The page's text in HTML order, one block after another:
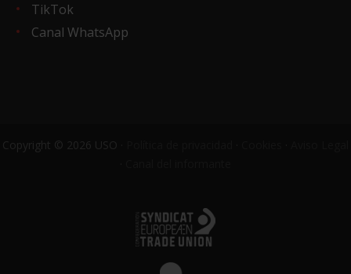
TikTok
Canal WhatsApp
Copyright © 2026 USO ·